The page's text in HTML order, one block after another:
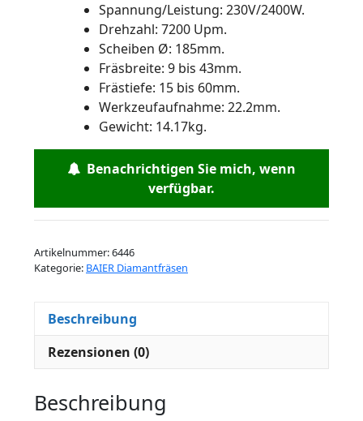
Spannung/Leistung: 230V/2400W.
Drehzahl: 7200 Upm.
Scheiben Ø: 185mm.
Fräsbreite: 9 bis 43mm.
Frästiefe: 15 bis 60mm.
Werkzeufaufnahme: 22.2mm.
Gewicht: 14.17kg.
Benachrichtigen Sie mich, wenn
verfügbar.
Artikelnummer:6446
Kategorie: BAIER Diamantfräsen
Beschreibung
Rezensionen (0)
Beschreibung